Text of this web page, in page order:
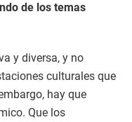
de los temas
y diversa, y no
culturales que
hay que
Que los